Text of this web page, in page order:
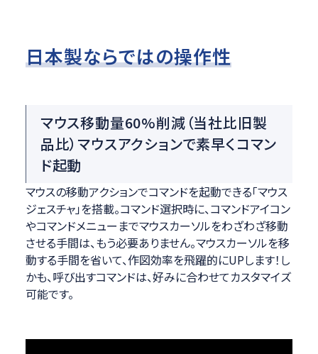
日本製ならではの操作性
マウス移動量60%削減（当社比旧製
品比）マウスアクションで素早くコマン
ド起動
マウスの移動アクションでコマンドを起動できる「マウス
ジェスチャ」を搭載。コマンド選択時に、コマンドアイコン
やコマンドメニューまでマウスカーソルをわざわざ移動
させる手間は、もう必要ありません。マウスカーソルを移
動する手間を省いて、作図効率を飛躍的にUPします！し
かも、呼び出すコマンドは、好みに合わせてカスタマイズ
可能です。